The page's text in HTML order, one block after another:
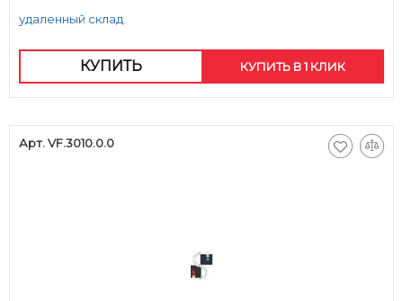
удаленный склад.
КУПИТЬ КУПИТЬ В 1 КЛИК
Арт. VF.3010.0.0